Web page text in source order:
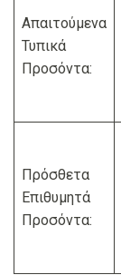
Απαιτούμενα
Τυπικά
Προσόντα:
Πρόσθετα
Επιθυμητά
Προσόντα: